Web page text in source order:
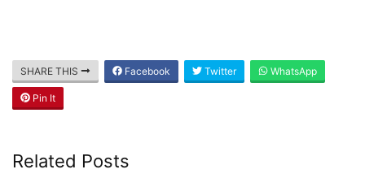
SHARE THIS Facebook Twitter WhatsApp
Pin It
Related Posts